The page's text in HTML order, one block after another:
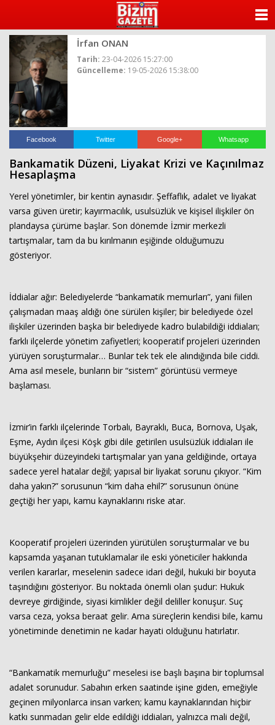
İrfan ONAN
Tarih: 23-04-2026 15:27:00
Güncelleme: 19-05-2026 15:38:00
Facebook Twitter Google+ Whatsapp
Bankamatik Düzeni, Liyakat Krizi ve Kaçınılmaz
Hesaplaşma
Yerel yönetimler, bir kentin aynasıdır. Şeffaflık, adalet ve liyakat
varsa güven üretir; kayırmacılık, usulsüzlük ve kişisel ilişkiler ön
plandaysa çürüme başlar. Son dönemde İzmir merkezli
tartışmalar, tam da bu kırılmanın eşiğinde olduğumuzu
gösteriyor.
İddialar ağır: Belediyelerde “bankamatik memurları”, yani fiilen
çalışmadan maaş aldığı öne sürülen kişiler; bir belediyede özel
ilişkiler üzerinden başka bir belediyede kadro bulabildiği iddiaları;
farklı ilçelerde yönetim zafiyetleri; kooperatif projeleri üzerinden
yürüyen soruşturmalar… Bunlar tek tek ele alındığında bile ciddi.
Ama asıl mesele, bunların bir “sistem” görüntüsü vermeye
başlaması.
İzmir’in farklı ilçelerinde Torbalı, Bayraklı, Buca, Bornova, Uşak,
Eşme, Aydın ilçesi Köşk gibi dile getirilen usulsüzlük iddiaları ile
büyükşehir düzeyindeki tartışmalar yan yana geldiğinde, ortaya
sadece yerel hatalar değil; yapısal bir liyakat sorunu çıkıyor. “Kim
daha yakın?” sorusunun “kim daha ehil?” sorusunun önüne
geçtiği her yapı, kamu kaynaklarını riske atar.
Kooperatif projeleri üzerinden yürütülen soruşturmalar ve bu
kapsamda yaşanan tutuklamalar ile eski yöneticiler hakkında
verilen kararlar, meselenin sadece idari değil, hukuki bir boyuta
taşındığını gösteriyor. Bu noktada önemli olan şudur: Hukuk
devreye girdiğinde, siyasi kimlikler değil deliller konuşur. Suç
varsa ceza, yoksa beraat gelir. Ama süreçlerin kendisi bile, kamu
yönetiminde denetimin ne kadar hayati olduğunu hatırlatır.
“Bankamatik memurluğu” meselesi ise başlı başına bir toplumsal
adalet sorunudur. Sabahın erken saatinde işine giden, emeğiyle
geçinen milyonlarca insan varken; kamu kaynaklarından hiçbir
katkı sunmadan gelir elde edildiği iddiaları, yalnızca mali değil,
YAZARLAR
VİDEO GALERİ
KÜNYE
İLETİŞİM